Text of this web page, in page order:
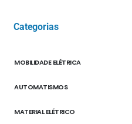
Categorias
MOBILIDADE ELÉTRICA
AUTOMATISMOS
MATERIAL ELÉTRICO